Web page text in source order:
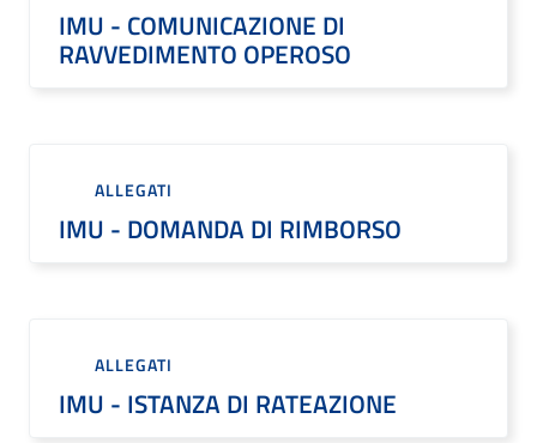
IMU - COMUNICAZIONE DI
RAVVEDIMENTO OPEROSO
ALLEGATI
IMU - DOMANDA DI RIMBORSO
ALLEGATI
IMU - ISTANZA DI RATEAZIONE